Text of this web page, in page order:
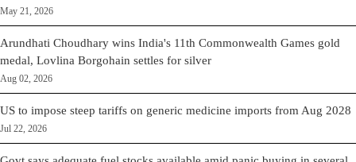
May 21, 2026
Arundhati Choudhary wins India's 11th Commonwealth Games gold
medal, Lovlina Borgohain settles for silver
Aug 02, 2026
US to impose steep tariffs on generic medicine imports from Aug 2028
Jul 22, 2026